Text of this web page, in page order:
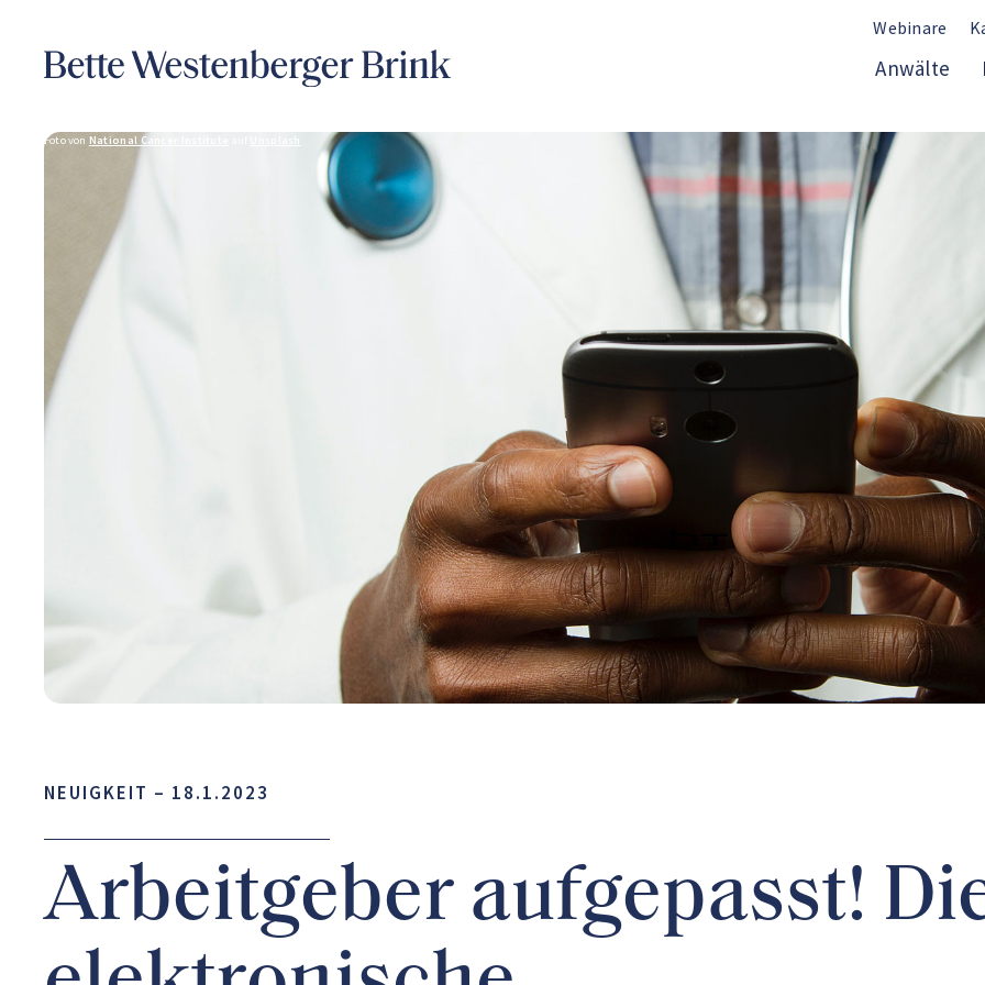
Webinare
Anwälte
Foto von National Cancer Institute Unsplash
NEUIGKEIT – 18.1.2023
Arbeitgeber aufgepasst!